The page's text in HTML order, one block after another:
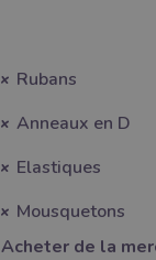
Rubans
Anneaux en D
Elastiques
Mousquetons
Acheter de la